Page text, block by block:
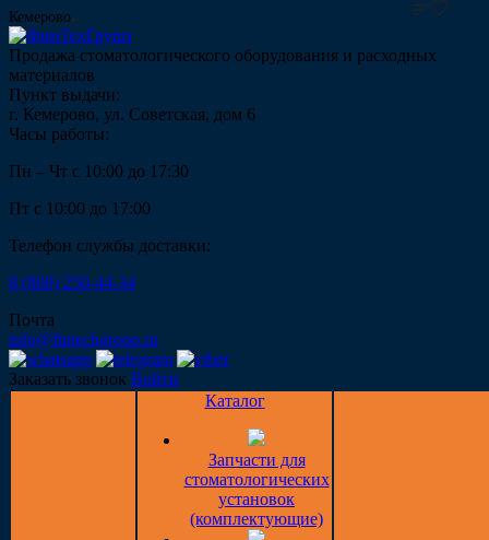
Кемерово
Продажа стоматологического оборудования и расходных
материалов
Пункт выдачи:
г. Кемерово, ул. Советская, дом 6
Часы работы:
Пн – Чт с 10:00 до 17:30
Пт с 10:00 до 17:00
Телефон службы доставки:
8 (800) 250-44-34
Почта
info@fintechgroup.ru
Заказать звонок Войти
Каталог
Запчасти для
стоматологических
установок
(комплектующие)